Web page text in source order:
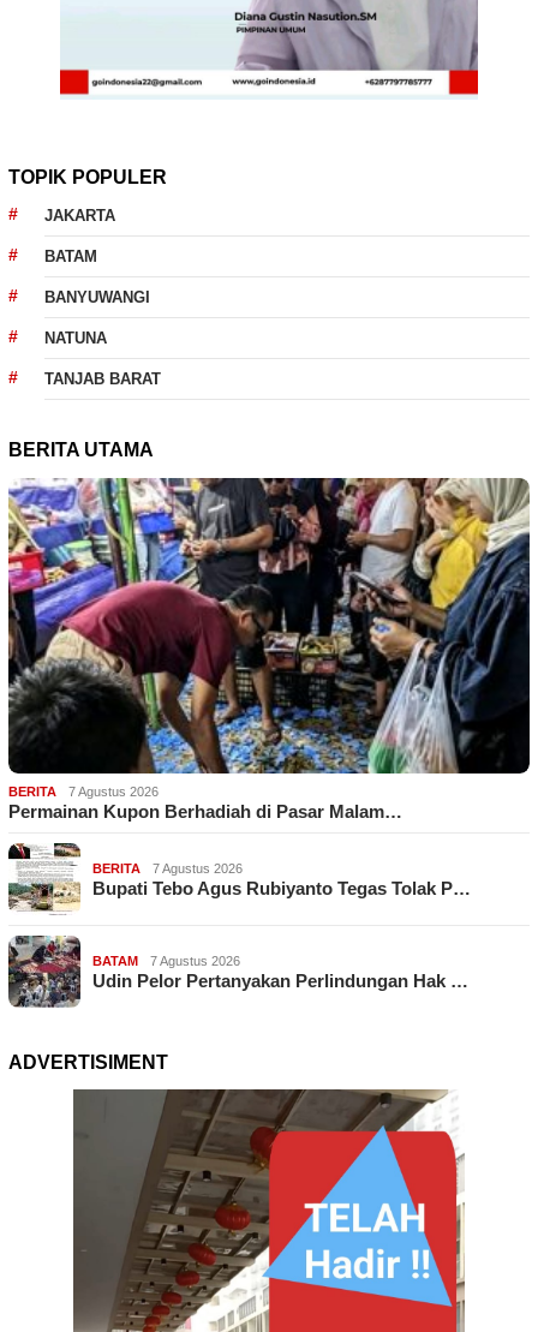
TOPIK POPULER
JAKARTA
BATAM
BANYUWANGI
NATUNA
TANJAB BARAT
BERITA UTAMA
BERITA 7 Agustus 2026
Permainan Kupon Berhadiah di Pasar Malam…
BERITA 7 Agustus 2026
Bupati Tebo Agus Rubiyanto Tegas Tolak P…
BATAM 7 Agustus 2026
Udin Pelor Pertanyakan Perlindungan Hak …
ADVERTISIMENT